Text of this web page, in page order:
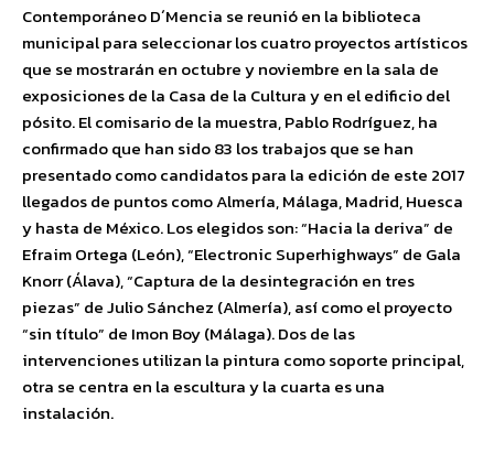
Contemporáneo D´Mencia se reunió en la biblioteca
municipal para seleccionar los cuatro proyectos artísticos
que se mostrarán en octubre y noviembre en la sala de
exposiciones de la Casa de la Cultura y en el edificio del
pósito. El comisario de la muestra, Pablo Rodríguez, ha
confirmado que han sido 83 los trabajos que se han
presentado como candidatos para la edición de este 2017
llegados de puntos como Almería, Málaga, Madrid, Huesca
y hasta de México. Los elegidos son: “Hacia la deriva” de
Efraim Ortega (León), “Electronic Superhighways” de Gala
Knorr (Álava), “Captura de la desintegración en tres
piezas” de Julio Sánchez (Almería), así como el proyecto
“sin título” de Imon Boy (Málaga). Dos de las
intervenciones utilizan la pintura como soporte principal,
otra se centra en la escultura y la cuarta es una
instalación.